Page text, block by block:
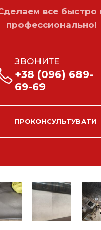
все быстро
профессионально!
ЗВОНИТЕ
+38 (096) 689-
69-69
ПРОКОНСУЛЬТУВАТИ